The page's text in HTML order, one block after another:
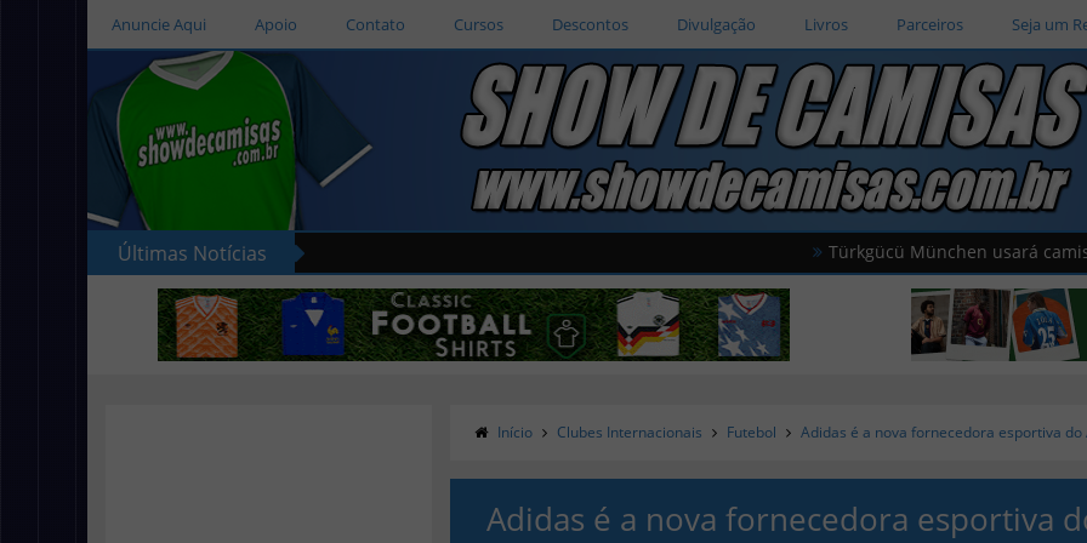
Anuncie Aqui Apoio Contato Cursos Descontos Divulgação Livros Parceiros Seja um
Últimas Notícias Türkgücü München usará camisas
Início Clubes Internacionais Futebol Adidas é a nova fornecedora esportiva
Adidas é a nova fornecedora esportiva